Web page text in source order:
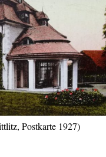
Postkarte 1927)